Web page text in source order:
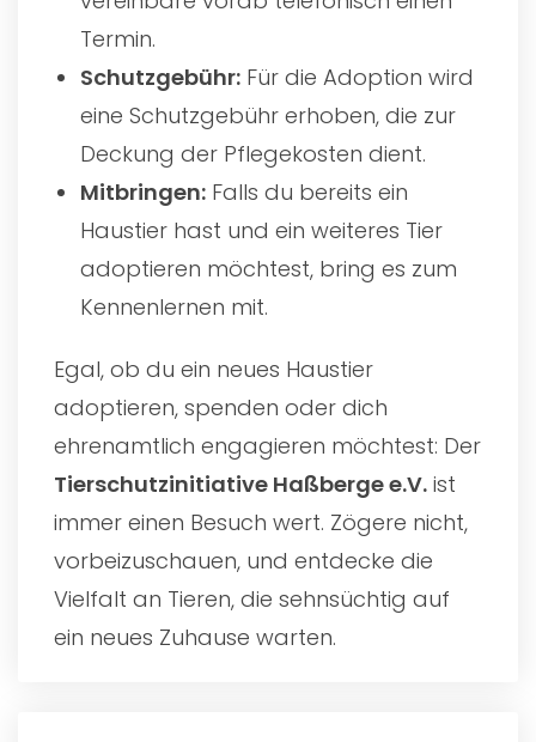
Termin.
Schutzgebühr: Für die Adoption wird
eine Schutzgebühr erhoben, die zur
Deckung der Pflegekosten dient.
Mitbringen: Falls du bereits ein
Haustier hast und ein weiteres Tier
adoptieren möchtest, bring es zum
Kennenlernen mit.
Egal, ob du ein neues Haustier
adoptieren, spenden oder dich
ehrenamtlich engagieren möchtest: Der
Tierschutzinitiative Haßberge e.V. ist
immer einen Besuch wert. Zögere nicht,
vorbeizuschauen, und entdecke die
Vielfalt an Tieren, die sehnsüchtig auf
ein neues Zuhause warten.